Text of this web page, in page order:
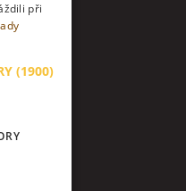
při
(1900)